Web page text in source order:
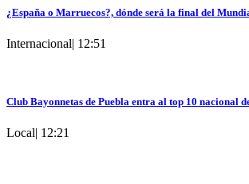
¿España o Marruecos?, dónde será la final del
Internacional| 12:51
Club Bayonnetas de Puebla entra al top 10 nacional
Local| 12:21